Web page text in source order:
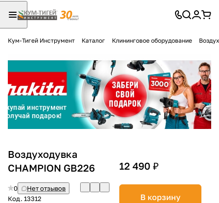
Кум-Тигей Инструмент Каталог Клининговое оборудование
Воздуходувка
CHAMPION GB226
0
Нет отзывов
Код. 13312
12 490 ₽
В корзину
Разбейте
оплатуна части
без переплат
График платежей
Сегодня
25%